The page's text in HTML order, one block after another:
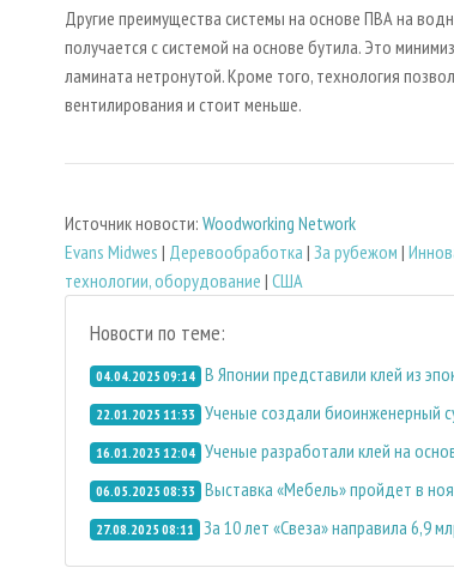
Другие преимущества системы на основе ПВА на
получается с системой на основе бутила. Это
ламината нетронутой. Кроме того, технология
вентилирования и стоит меньше.
Источник новости: Woodworking Network
Evans Midwes | Деревообработка | За рубежом |
технологии, оборудование | США
Новости по теме:
04.04.2025 09:14 В Японии представили клей из
22.01.2025 11:33 Ученые создали биоинженерный
16.01.2025 12:04 Ученые разработали клей на
06.05.2025 08:33 Выставка «Мебель» пройдет в
27.08.2025 08:11 За 10 лет «Свеза» направила 6,9